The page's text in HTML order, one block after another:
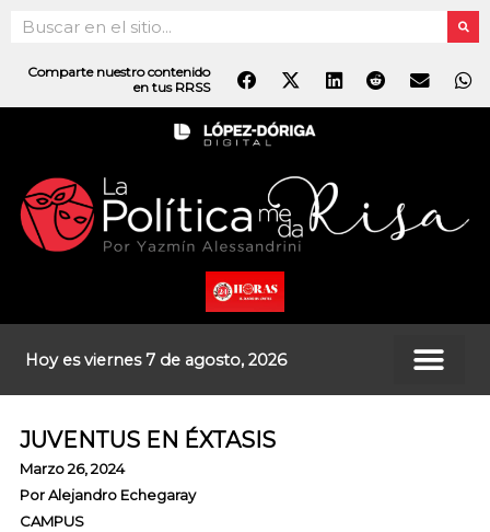
contenido
Search
Comparte nuestro contenido
en tus RRSS
Hoy es viernes 7 de agosto, 2026
JUVENTUS EN ÉXTASIS
Marzo 26, 2024
PorAlejandro Echegaray
CAMPUS